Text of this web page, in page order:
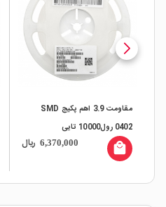
مقاومت 3.9 اهم پکیج SMD
0402 رول10000 تایی
6,370,000 ریال local_mall